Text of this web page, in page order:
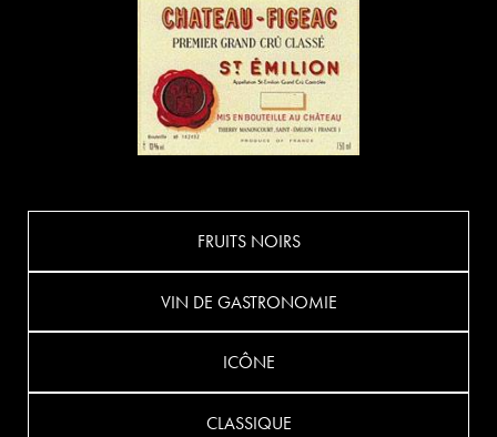
FRUITS NOIRS
VIN DE GASTRONOMIE
ICÔNE
CLASSIQUE